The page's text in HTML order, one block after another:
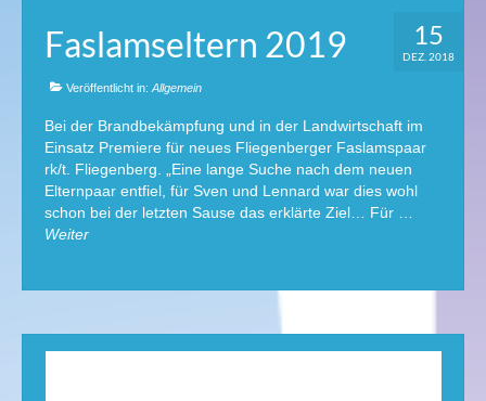
15
DEZ. 2018
Faslamseltern 2019
Veröffentlicht in: Allgemein
Bei der Brandbekämpfung und in der Landwirtschaft im
Einsatz Premiere für neues Fliegenberger Faslamspaar
rk/t. Fliegenberg. „Eine lange Suche nach dem neuen
Elternpaar entfiel, für Sven und Lennard war dies wohl
schon bei der letzten Sause das erklärte Ziel… Für …
Weiter